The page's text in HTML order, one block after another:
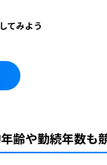
てみよう
齢や勤続年数も